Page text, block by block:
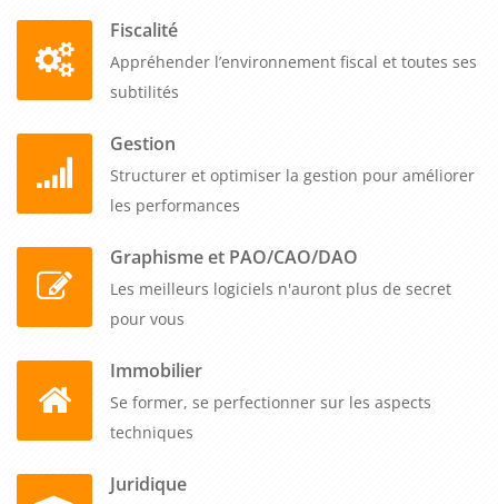
Fiscalité
Appréhender l’environnement fiscal et toutes ses
subtilités
Gestion
Structurer et optimiser la gestion pour améliorer
les performances
Graphisme et PAO/CAO/DAO
Les meilleurs logiciels n'auront plus de secret
pour vous
Immobilier
Se former, se perfectionner sur les aspects
techniques
Juridique